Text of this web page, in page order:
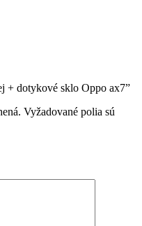
+ dotykové sklo Oppo ax7”
Vyžadované polia sú